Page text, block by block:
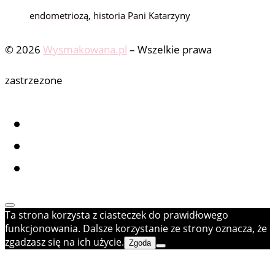
endometriozą, historia Pani Katarzyny
© 2026 Wysmakowana.pl – Wszelkie prawa
zastrzezone
Ta strona korzysta z ciasteczek do prawidłowego
funkcjonowania. Dalsze korzystanie ze strony oznacza, że
zgadzasz się na ich użycie. Zgoda